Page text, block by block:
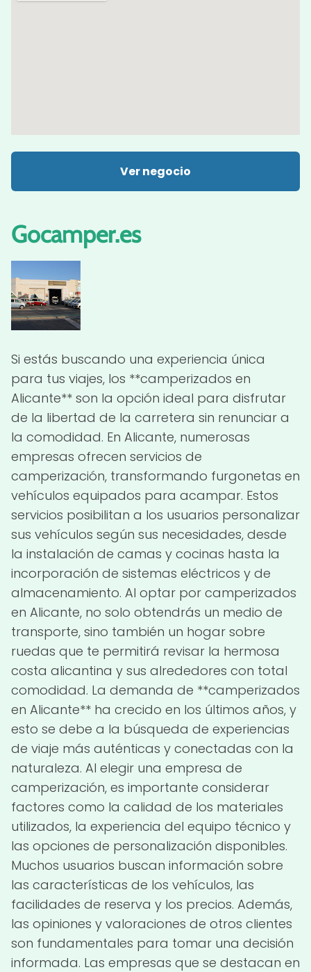
Ver negocio
Gocamper.es
Si estás buscando una experiencia única
para tus viajes, los **camperizados en
Alicante** son la opción ideal para disfrutar
de la libertad de la carretera sin renunciar a
la comodidad. En Alicante, numerosas
empresas ofrecen servicios de
camperización, transformando furgonetas en
vehículos equipados para acampar. Estos
servicios posibilitan a los usuarios personalizar
sus vehículos según sus necesidades, desde
la instalación de camas y cocinas hasta la
incorporación de sistemas eléctricos y de
almacenamiento. Al optar por camperizados
en Alicante, no solo obtendrás un medio de
transporte, sino también un hogar sobre
ruedas que te permitirá revisar la hermosa
costa alicantina y sus alrededores con total
comodidad. La demanda de **camperizados
en Alicante** ha crecido en los últimos años, y
esto se debe a la búsqueda de experiencias
de viaje más auténticas y conectadas con la
naturaleza. Al elegir una empresa de
camperización, es importante considerar
factores como la calidad de los materiales
utilizados, la experiencia del equipo técnico y
las opciones de personalización disponibles.
Muchos usuarios buscan información sobre
las características de los vehículos, las
facilidades de reserva y los precios. Además,
las opiniones y valoraciones de otros clientes
son fundamentales para tomar una decisión
informada. Las empresas que se destacan en